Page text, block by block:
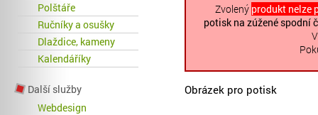
Polštáře
Ručníky a osušky
Dlaždice, kameny
Kalendáříky
Další služby
Webdesign
Zvolený produkt nelze
potisk na zúžené spodní
Obrázek pro potisk